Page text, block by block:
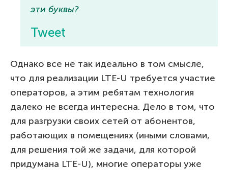
эти буквы?
Tweet
Однако все не так идеально в том смысле,
что для реализации LTE-U требуется участие
операторов, а этим ребятам технология
далеко не всегда интересна. Дело в том, что
для разгрузки своих сетей от абонентов,
работающих в помещениях (иными словами,
для решения той же задачи, для которой
придумана LTE-U), многие операторы уже